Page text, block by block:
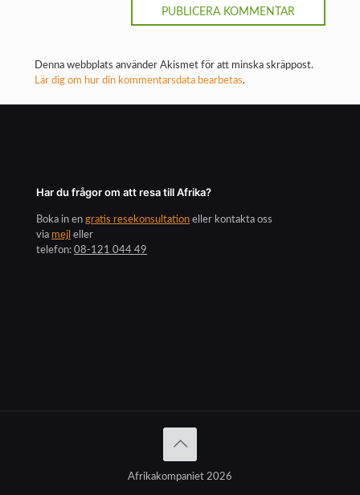
Denna webbplats använder Akismet för att minska skräppost.
Lär dig om hur din kommentarsdata bearbetas.
Har du frågor om att resa till Afrika?
Boka in en gratis resekonsultation eller kontakta oss
via mejl eller
telefon: 08-121 044 49
Afrikakompaniet 2026